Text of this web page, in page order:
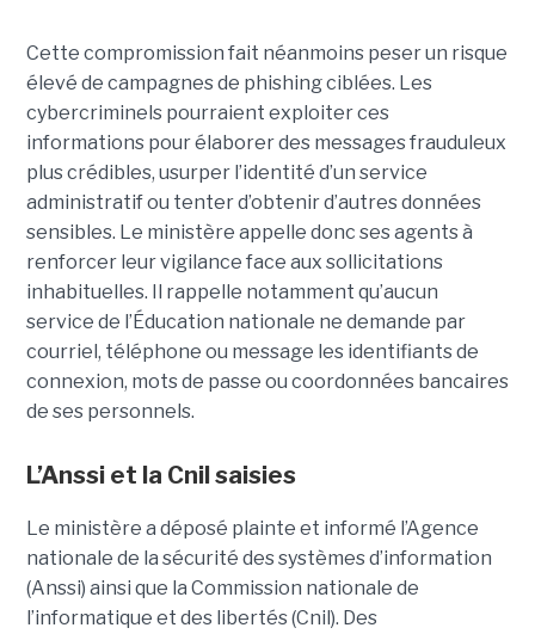
Cette compromission fait néanmoins peser un risque
élevé de campagnes de phishing ciblées. Les
cybercriminels pourraient exploiter ces
informations pour élaborer des messages frauduleux
plus crédibles, usurper l’identité d’un service
administratif ou tenter d’obtenir d’autres données
sensibles. Le ministère appelle donc ses agents à
renforcer leur vigilance face aux sollicitations
inhabituelles. Il rappelle notamment qu’aucun
service de l’Éducation nationale ne demande par
courriel, téléphone ou message les identifiants de
connexion, mots de passe ou coordonnées bancaires
de ses personnels.
L’Anssi et la Cnil saisies
Le ministère a déposé plainte et informé l’Agence
nationale de la sécurité des systèmes d’information
(Anssi) ainsi que la Commission nationale de
l’informatique et des libertés (Cnil). Des